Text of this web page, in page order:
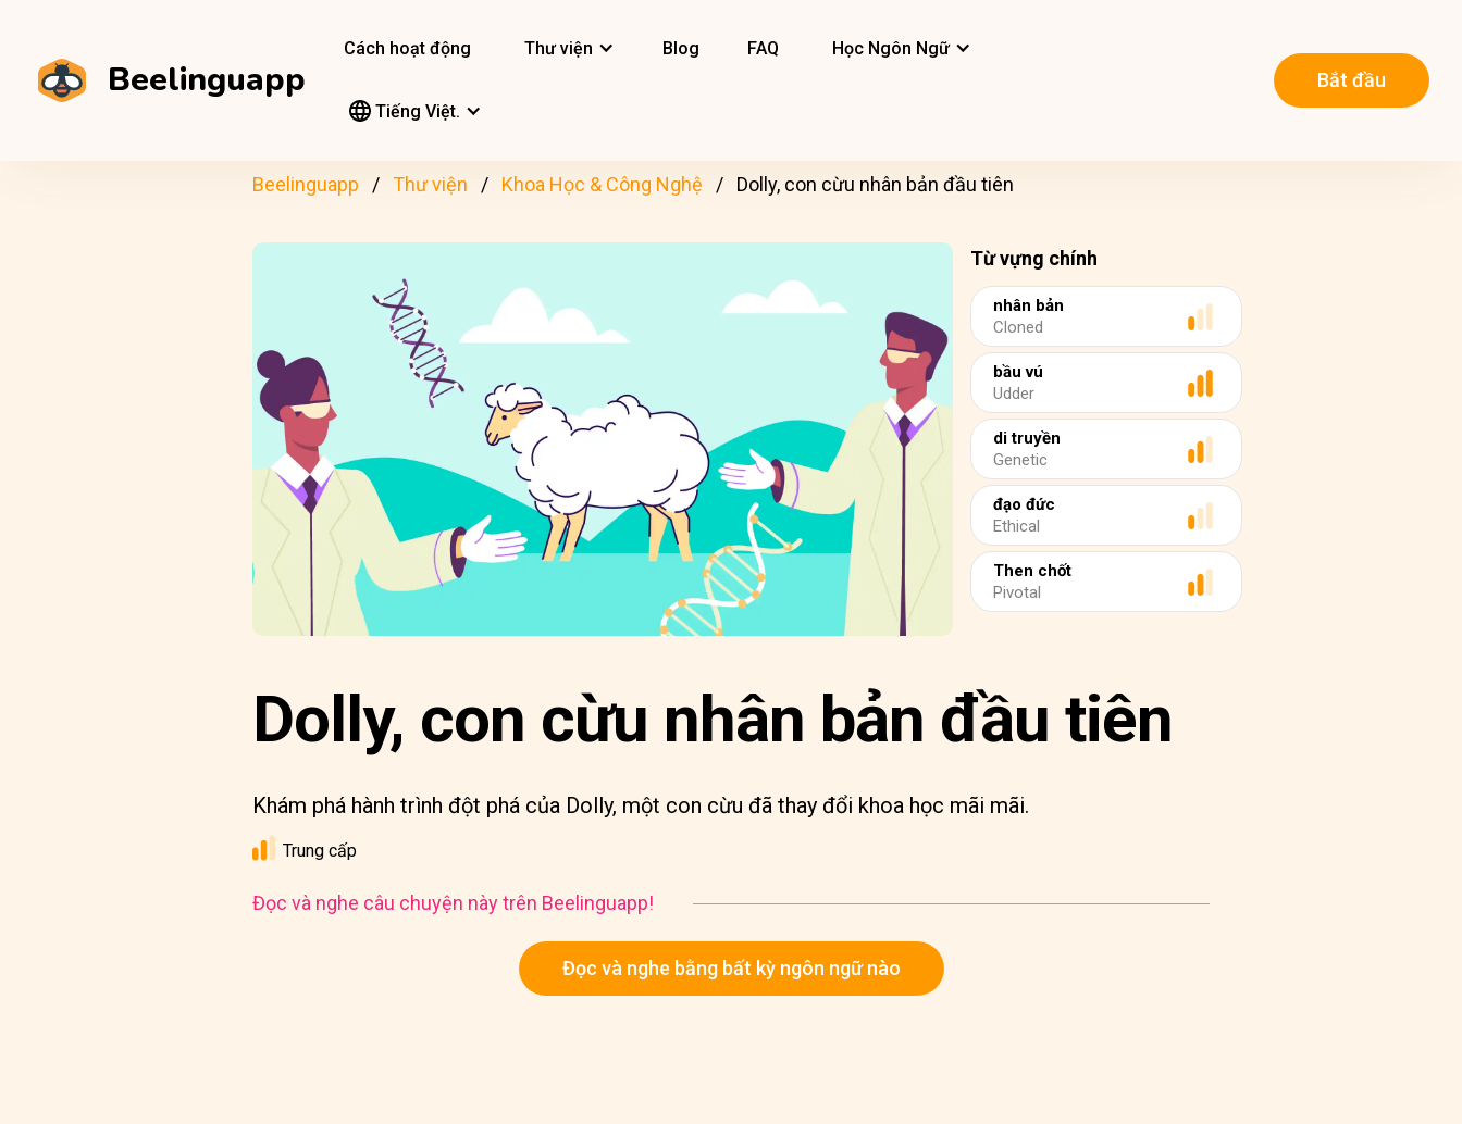
Beelinguapp
Cách hoạt động Thư viện Blog FAQ Học Ngôn Ngữ
Tiếng Việt.
Bắt đầu
Beelinguapp Thư viện Khoa Học & Công Nghệ Dolly, con cừu nhân bản đầu tiên
Từ vựng chính
nhân bản
Cloned
bầu vú
Udder
di truyền
Genetic
đạo đức
Ethical
Then chốt
Pivotal
Dolly, con cừu nhân bản đầu tiên
Khám phá hành trình đột phá của Dolly, một con cừu đã thay đổi khoa học mãi mãi.
Trung cấp
Đọc và nghe câu chuyện này trên Beelinguapp!
Đọc và nghe bằng bất kỳ ngôn ngữ nào